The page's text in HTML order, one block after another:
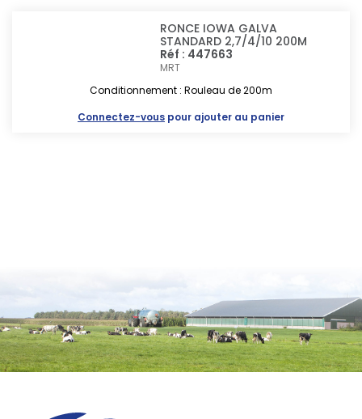
RONCE IOWA GALVA
STANDARD 2,7/4/10 200M
Réf : 447663
MRT
Conditionnement : Rouleau de 200m
Connectez-vous pour ajouter au panier